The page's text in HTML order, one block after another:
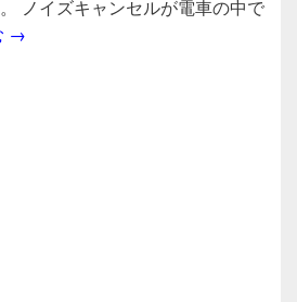
ノイズキャンセルが電車の中で
シャオミのノイズキャンセル・ワ
→